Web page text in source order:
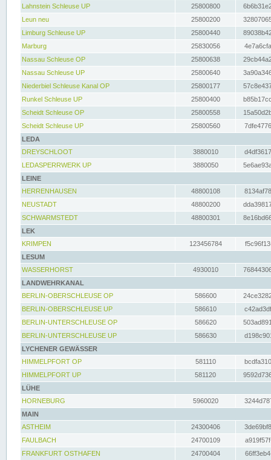
Lahnstein Schleuse UP
25800800
Leun neu
25800200
Limburg Schleuse UP
25800440
Marburg
25830056
Nassau Schleuse OP
25800638
Nassau Schleuse UP
25800640
Niederbiel Schleuse Kanal OP
25800177
Runkel Schleuse UP
25800400
Scheidt Schleuse OP
25800558
Scheidt Schleuse UP
25800560
LEDA
DREYSCHLOOT
3880010
LEDASPERRWERK UP
3880050
LEINE
HERRENHAUSEN
48800108
NEUSTADT
48800200
SCHWARMSTEDT
48800301
LEK
KRIMPEN
123456784
LESUM
WASSERHORST
4930010
LANDWEHRKANAL
BERLIN-OBERSCHLEUSE OP
586600
BERLIN-OBERSCHLEUSE UP
586610
BERLIN-UNTERSCHLEUSE OP
586620
BERLIN-UNTERSCHLEUSE UP
586630
LYCHENER GEWÄSSER
HIMMELPFORT OP
581110
HIMMELPFORT UP
581120
LÜHE
HORNEBURG
5960020
MAIN
ASTHEIM
24300406
FAULBACH
24700109
FRANKFURT OSTHAFEN
24700404